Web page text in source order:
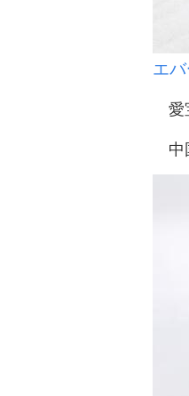
エ
愛
中